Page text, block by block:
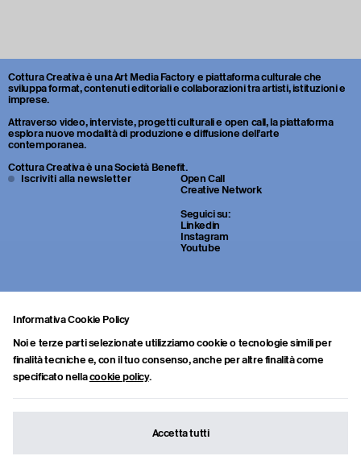
Informativa Cookie Policy
Noi e terze parti selezionate utilizziamo cookie o tecnologie simili per
finalità tecniche e, con il tuo consenso, anche per altre finalità come
specificato nellacookie policy.
Accetta tutti
Cottura Creativa è una Art Media Factory e piattaforma culturale che
sviluppa format, contenuti editoriali e collaborazioni tra artisti, istituzioni e
imprese.
Attraverso video, interviste, progetti culturali e open call, la piattaforma
esplora nuove modalità di produzione e diffusione dell’arte
contemporanea.
Cottura Creativa è una Società Benefit.
portfolio, CV e una breve lettera di presentazione a:
info.collab@cotturacreativa.com
Open Call
Creative Network
Seguici su:
Linkedin
Instagram
Youtube
Iscriviti alla newsletter
Societa Benefit
Via Cosimo del fante, 16
20122, Milano